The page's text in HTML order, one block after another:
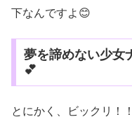
下なんですよ😊
夢を諦めない少女
💕
とにかく、ビックリ！